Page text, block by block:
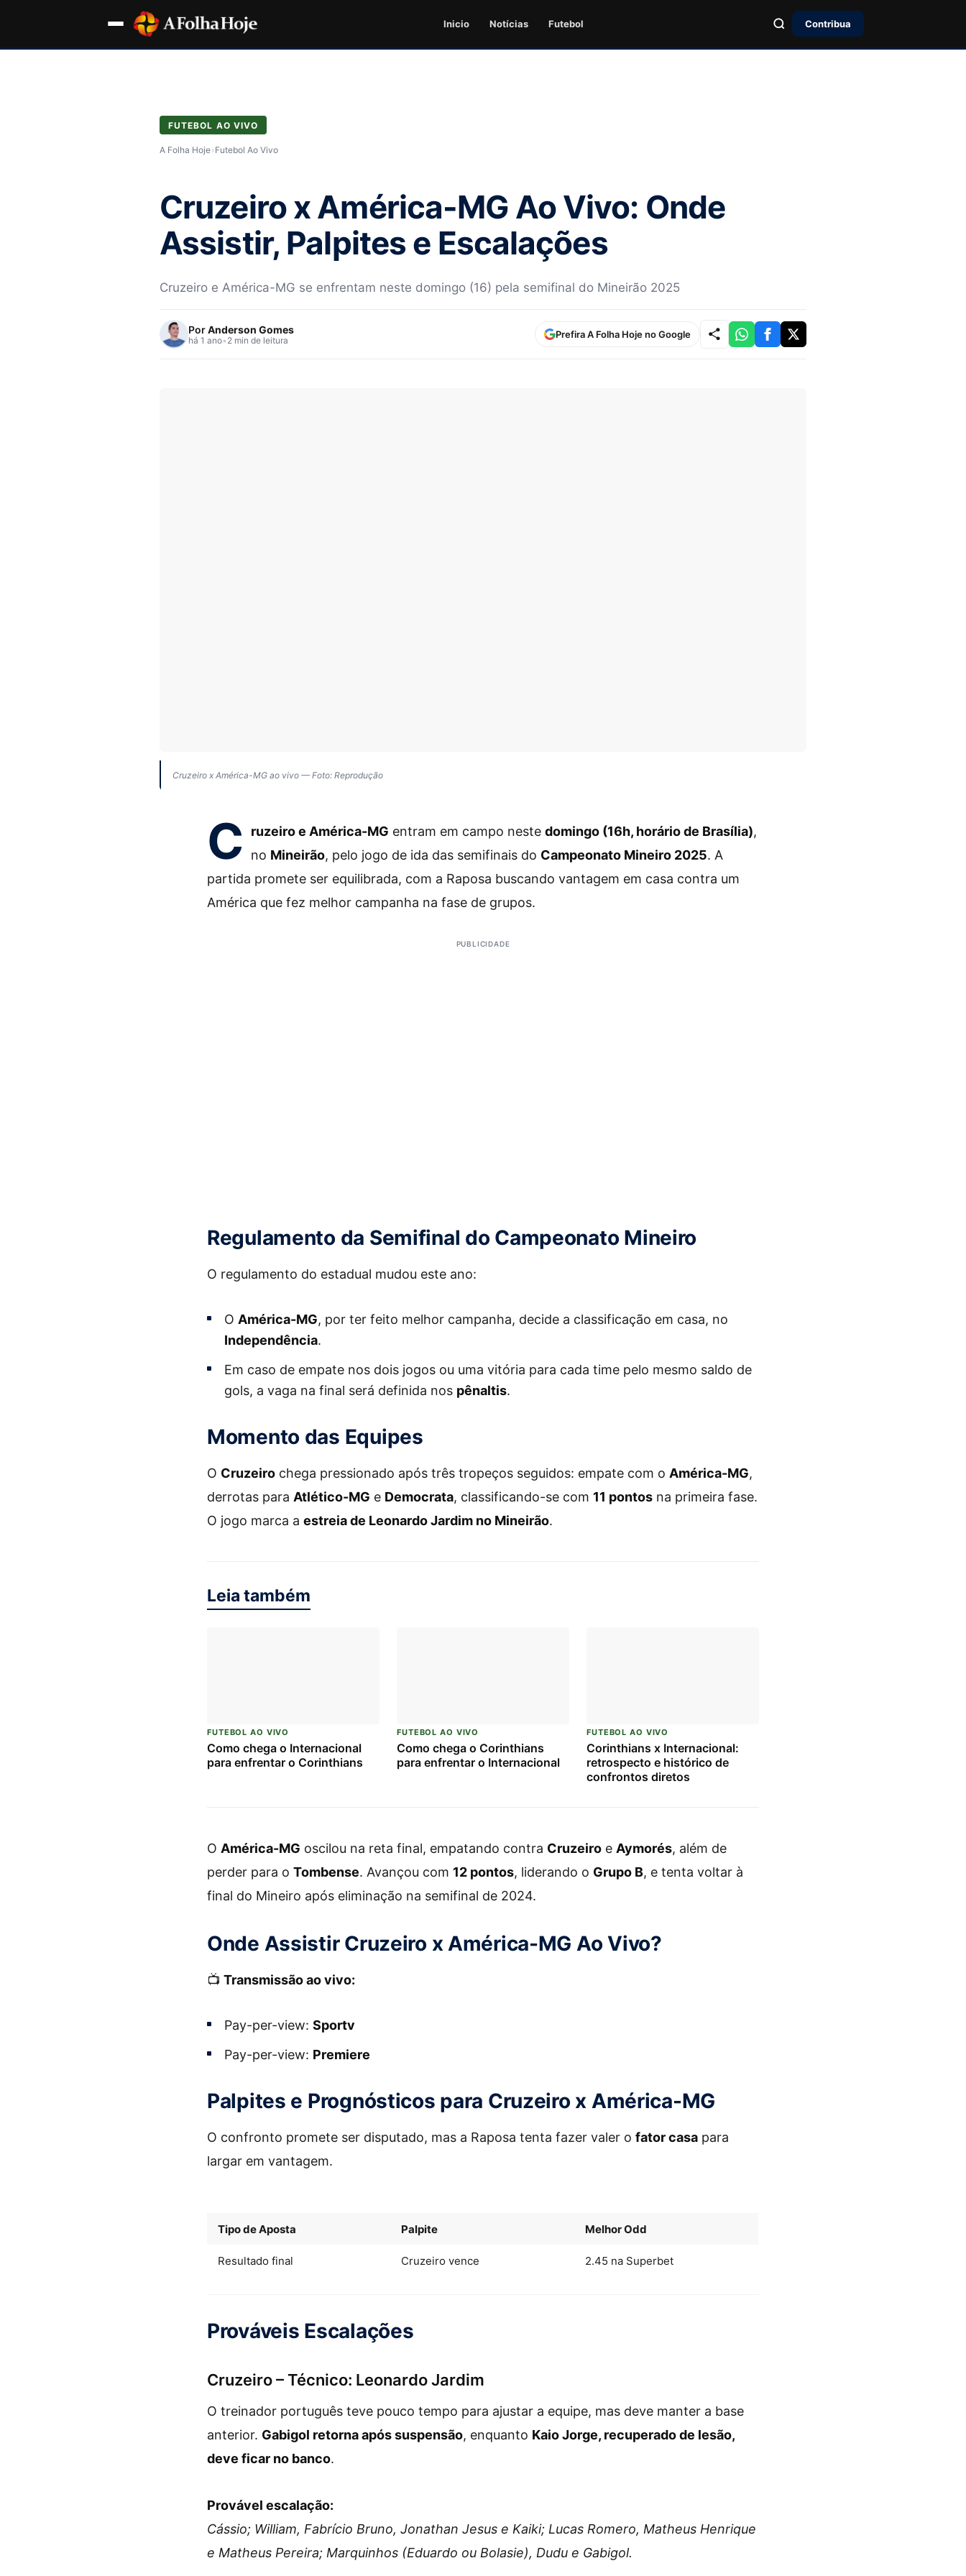
Inicio Notícias Futebol Contribua
FUTEBOL AO VIVO
A Folha Hoje› Futebol Ao Vivo
Cruzeiro x América-MG Ao Vivo: Onde
Assistir, Palpites e Escalações
Cruzeiro e América-MG se enfrentam neste domingo (16) pela semifinal do Mineirão 2025
PorAnderson Gomes
há 1 ano• 2 min de leitura
Prefira A Folha Hoje no Google
Cruzeiro x América-MG ao vivo — Foto: Reprodução
C ruzeiro e América-MG entram em campo neste domingo (16h, horário de Brasília),
no Mineirão, pelo jogo de ida das semifinais do Campeonato Mineiro 2025. A
partida promete ser equilibrada, com a Raposa buscando vantagem em casa contra um
América que fez melhor campanha na fase de grupos.
PUBLICIDADE
Regulamento da Semifinal do Campeonato Mineiro
O regulamento do estadual mudou este ano:
O América-MG, por ter feito melhor campanha, decide a classificação em casa, no
Independência.
Em caso de empate nos dois jogos ou uma vitória para cada time pelo mesmo saldo de
gols, a vaga na final será definida nos pênaltis.
Momento das Equipes
O Cruzeiro chega pressionado após três tropeços seguidos: empate com o América-MG,
derrotas para Atlético-MG e Democrata, classificando-se com 11 pontos na primeira fase.
O jogo marca a estreia de Leonardo Jardim no Mineirão.
Leia também
FUTEBOL AO VIVO
Como chega o Internacional
para enfrentar o Corinthians
FUTEBOL AO VIVO
Como chega o Corinthians
para enfrentar o Internacional
FUTEBOL AO VIVO
Corinthians x Internacional:
retrospecto e histórico de
confrontos diretos
O América-MG oscilou na reta final, empatando contra Cruzeiro e Aymorés, além de
perder para o Tombense. Avançou com 12 pontos, liderando o Grupo B, e tenta voltar à
final do Mineiro após eliminação na semifinal de 2024.
Onde Assistir Cruzeiro x América-MG Ao Vivo?
📺 Transmissão ao vivo:
Pay-per-view: Sportv
Pay-per-view: Premiere
Palpites e Prognósticos para Cruzeiro x América-MG
O confronto promete ser disputado, mas a Raposa tenta fazer valer o fator casa para
largar em vantagem.
Tipo de Aposta Palpite Melhor Odd
Resultado final Cruzeiro vence 2.45 na Superbet
Prováveis Escalações
Cruzeiro – Técnico: Leonardo Jardim
O treinador português teve pouco tempo para ajustar a equipe, mas deve manter a base
anterior. Gabigol retorna após suspensão, enquanto Kaio Jorge, recuperado de lesão,
deve ficar no banco.
Provável escalação:
Cássio; William, Fabrício Bruno, Jonathan Jesus e Kaiki; Lucas Romero, Matheus Henrique
e Matheus Pereira; Marquinhos (Eduardo ou Bolasie), Dudu e Gabigol.